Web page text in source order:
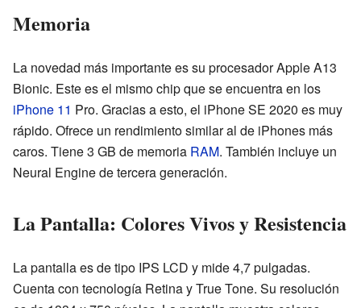
Memoria
La novedad más importante es su procesador Apple A13
Bionic. Este es el mismo chip que se encuentra en los
iPhone 11 Pro. Gracias a esto, el iPhone SE 2020 es muy
rápido. Ofrece un rendimiento similar al de iPhones más
caros. Tiene 3 GB de memoria RAM. También incluye un
Neural Engine de tercera generación.
La Pantalla: Colores Vivos y Resistencia
La pantalla es de tipo IPS LCD y mide 4,7 pulgadas.
Cuenta con tecnología Retina y True Tone. Su resolución